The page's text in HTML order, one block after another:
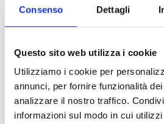
Consenso Dettagli
Questo sito web utilizza i cookie
Utilizziamo i cookie per
annunci, per fornire funzionalità
analizzare il nostro traffico.
informazioni sul modo in cui
Documents(6992)
Select All
Please log in before
the icon lock
SEARCH